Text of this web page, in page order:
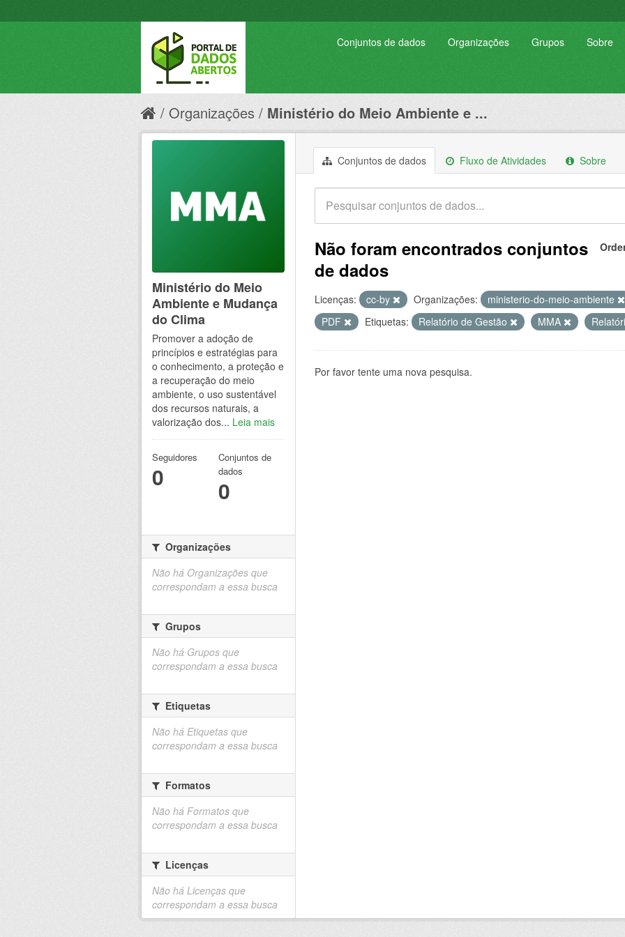
Conjuntos de dados Organizações Grupos Sobre
Organizações Ministério do Meio Ambiente e ...
Conjuntos de dados Fluxo de Atividades Sobre
Não foram encontrados conjuntos
de dados
Licenças: cc-by Organizações:
ministerio-do-meio-ambiente
PDF
Etiquetas: Relatório de Gestão MMA
Por favor tente uma nova pesquisa.
Ministério do Meio
Ambiente e Mudança
do Clima
Promover a adoção de
princípios e estratégias para
o conhecimento, a proteção e
a recuperação do meio
ambiente, o uso sustentável
dos recursos naturais, a
valorização dos... Leia mais
Seguidores
0
Conjuntos de
dados
0
Organizações
Não há Organizações que
correspondam a essa busca
Grupos
Não há Grupos que
correspondam a essa busca
Etiquetas
Não há Etiquetas que
correspondam a essa busca
Formatos
Não há Formatos que
correspondam a essa busca
Licenças
Não há Licenças que
correspondam a essa busca